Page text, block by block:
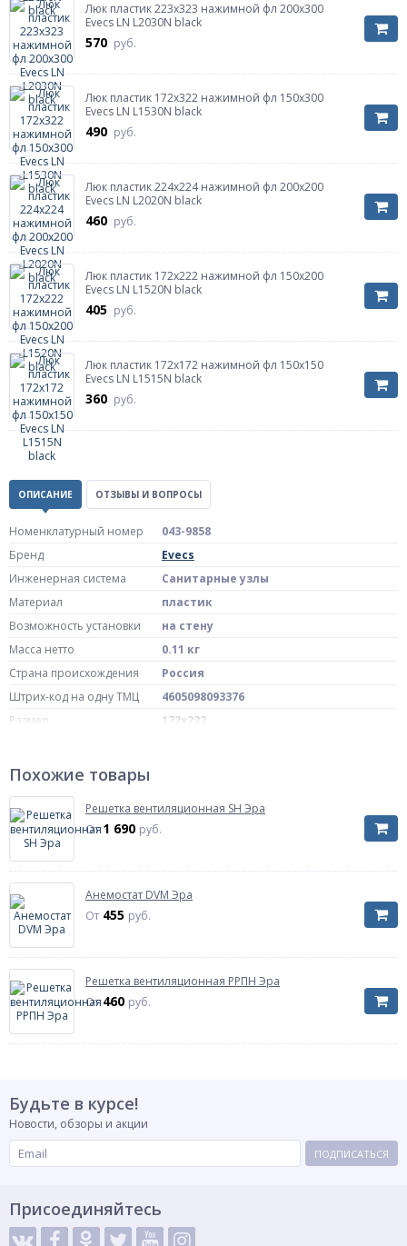
Люк пластик 223х323 нажимной фл 200х300
Evecs LN L2030N black
570 руб.
Люк пластик 172х322 нажимной фл 150х300
Evecs LN L1530N black
490 руб.
Люк пластик 224х224 нажимной фл 200х200
Evecs LN L2020N black
460 руб.
Люк пластик 172х222 нажимной фл 150х200
Evecs LN L1520N black
405 руб.
Люк пластик 172х172 нажимной фл 150х150
Evecs LN L1515N black
360 руб.
ОПИСАНИЕ ОТЗЫВЫ И ВОПРОСЫ
Номенклатурный номер
043-9858
Бренд
Evecs
Инженерная система
Санитарные узлы
Материал
пластик
Возможность установки
на стену
Масса нетто
0.11 кг
Страна происхождения
Россия
Штрих-код на одну ТМЦ
4605098093376
Размер
172х222
Похожие товары
Решетка вентиляционная SH Эра
От1 690 руб.
Анемостат DVM Эра
От 455 руб.
Решетка вентиляционная РРПН Эра
От460 руб.
Будьте в курсе!
Новости, обзоры и акции
ПОДПИСАТЬСЯ
Присоединяйтесь